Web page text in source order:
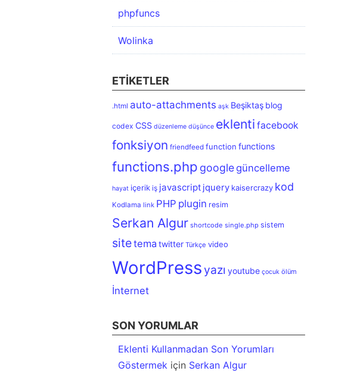
phpfuncs
Wolinka
ETIKETLER
.html auto-attachments aşk Beşiktaş blog
codex CSS düzenleme düşünce eklenti facebook
fonksiyon friendfeed function functions
functions.php googlegüncelleme
hayat içerik iş javascript jquery kaisercrazy kod
Kodlama link PHP plugin resim
Serkan Algur shortcode single.php sistem
sitetema twitter Türkçe video
WordPressyazı youtube çocuk ölüm
İnternet
SON YORUMLAR
Eklenti Kullanmadan Son Yorumları
Göstermekiçin Serkan Algur